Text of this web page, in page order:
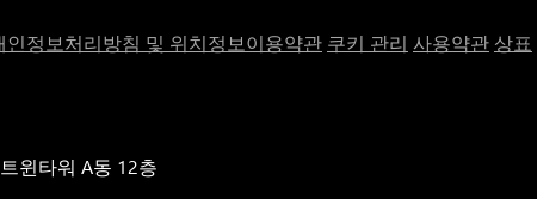
인정보처리방침 및 위치정보이용약관 쿠키 관리 사용약관 상표
윈타워 A동 12층